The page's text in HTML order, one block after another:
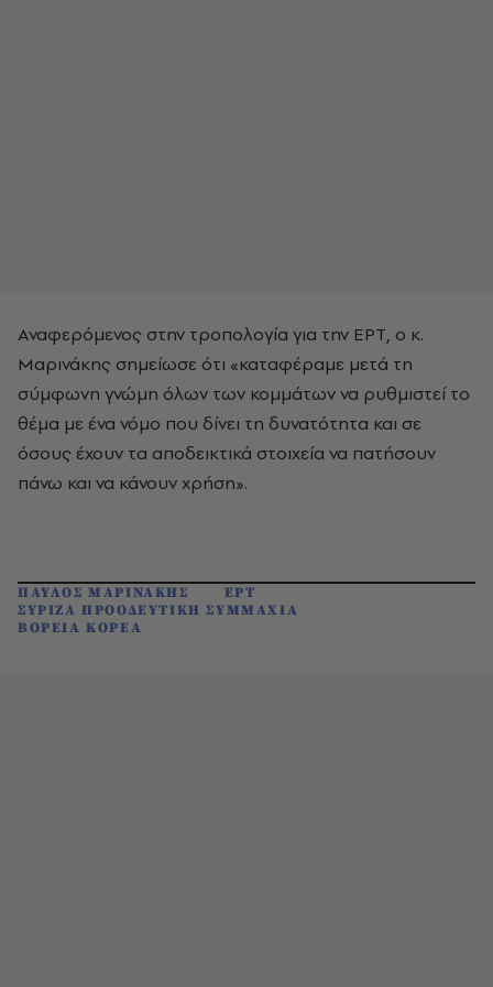
Αναφερόμενος στην τροπολογία για την ΕΡΤ, ο κ.
Μαρινάκης σημείωσε ότι «καταφέραμε μετά τη
σύμφωνη γνώμη όλων των κομμάτων να ρυθμιστεί το
θέμα με ένα νόμο που δίνει τη δυνατότητα και σε
όσους έχουν τα αποδεικτικά στοιχεία να πατήσουν
πάνω και να κάνουν χρήση».
ΠΑΥΛΟΣ ΜΑΡΙΝΑΚΗΣ
ΕΡΤ
ΣΥΡΙΖΑ ΠΡΟΟΔΕΥΤΙΚΗ ΣΥΜΜΑΧΙΑ
ΒΟΡΕΙΑ ΚΟΡΕΑ